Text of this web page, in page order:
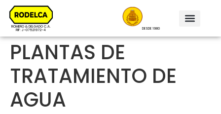
ROMERO & DELGADO C.A.
RIF: J-07521972-4 DESDE 1980
PLANTAS DE
TRATAMIENTO DE
AGUA